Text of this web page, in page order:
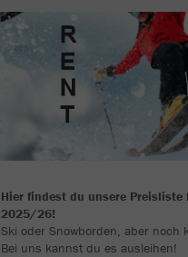
Hier findest du unsere
2025/26!
Ski oder Snowborden, aber noch
Bei uns kannst du es ausleihen!